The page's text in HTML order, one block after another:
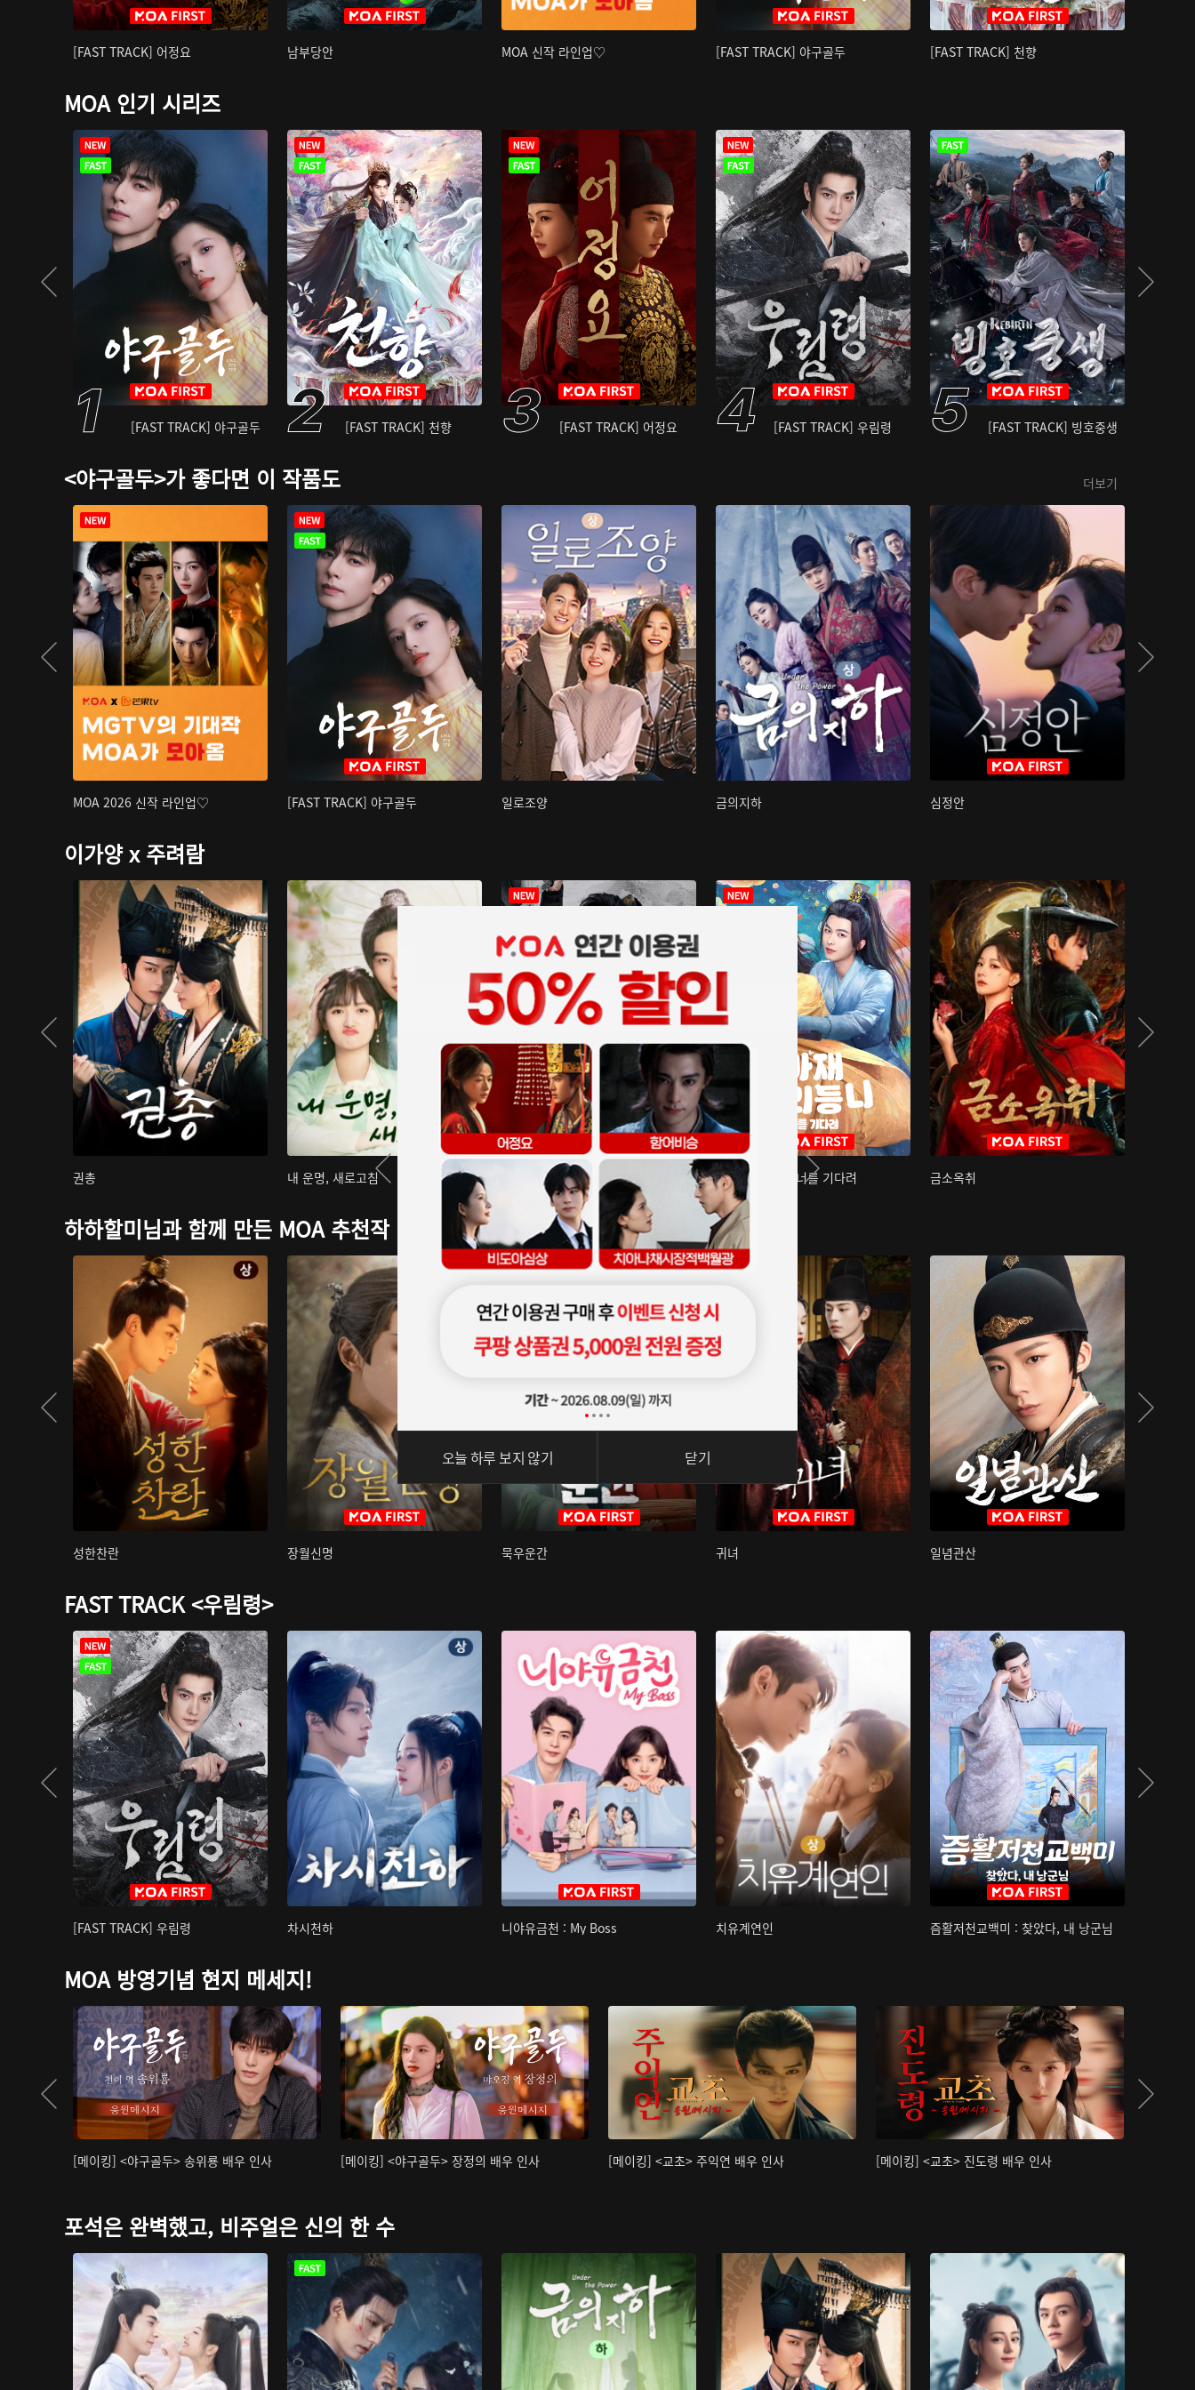
[FAST TRACK] 어정요 남부당안 MOA 신작 라인업♡ [FAST TRACK] 야구골두 [FAST TRACK] 천향
MOA 인기 시리즈
[FAST TRACK] 야구골두 [FAST TRACK] 천향 [FAST TRACK] 어정요 [FAST TRACK] 우림령 [FAST TRACK] 빙호중생
<야구골두>가 좋다면 이 작품도 더보기
MOA 2026 신작 라인업♡ [FAST TRACK] 야구골두 일로조양 금의지하 심정안
이가양 x 주려람
권총 내 운명, 새로고침 아재저리등니 : 너를 기다려 금소옥취
하하할미님과 함께 만든 MOA 추천작
성한찬란 장월신명 묵우운간 귀녀 일념관산
FAST TRACK <우림령>
[FAST TRACK] 우림령 차시천하 니야유금천 : My Boss 치유계연인 즘활저천교백미 : 찾았다, 내 낭군님
MOA 방영기념 현지 메세지!
[메이킹] <야구골두> 송위룡 배우 인사 [메이킹] <야구골두> 장정의 배우 인사 [메이킹] <교초> 주익연 배우 인사 [메이킹] <교초> 진도령 배우 인사
포석은 완벽했고, 비주얼은 신의 한 수
오늘 하루 보지 않기 닫기